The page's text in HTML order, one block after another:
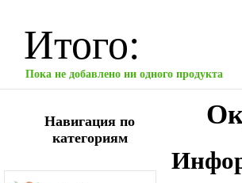
Итого:
Пока не добавлено ни одного продукта
Навигация по
категориям